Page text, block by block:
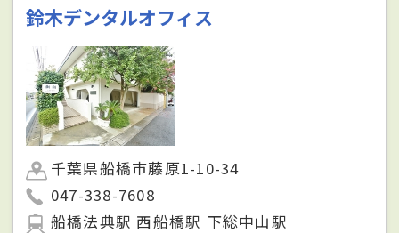
鈴木デンタルオフィス
千葉県船橋市藤原1-10-34
047-338-7608
船橋法典駅 西船橋駅 下総中山駅